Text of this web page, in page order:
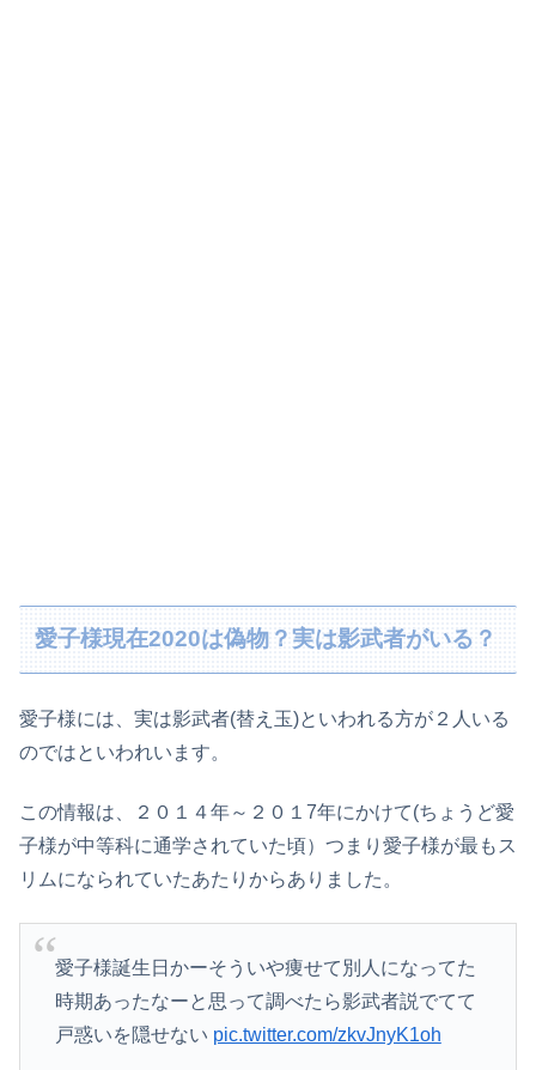
愛子様現在2020は偽物？実は影武者がいる？
愛子様には、実は影武者(替え玉)といわれる方が２人いる
のではといわれいます。
この情報は、２０１４年～２０１7年にかけて(ちょうど愛
子様が中等科に通学されていた頃）つまり愛子様が最もス
リムになられていたあたりからありました。
愛子様誕生日かーそういや痩せて別人になってた
時期あったなーと思って調べたら影武者説でてて
戸惑いを隠せない pic.twitter.com/zkvJnyK1oh